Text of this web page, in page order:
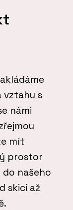
vztahu s
námi
mít
prostor
našeho
skici až